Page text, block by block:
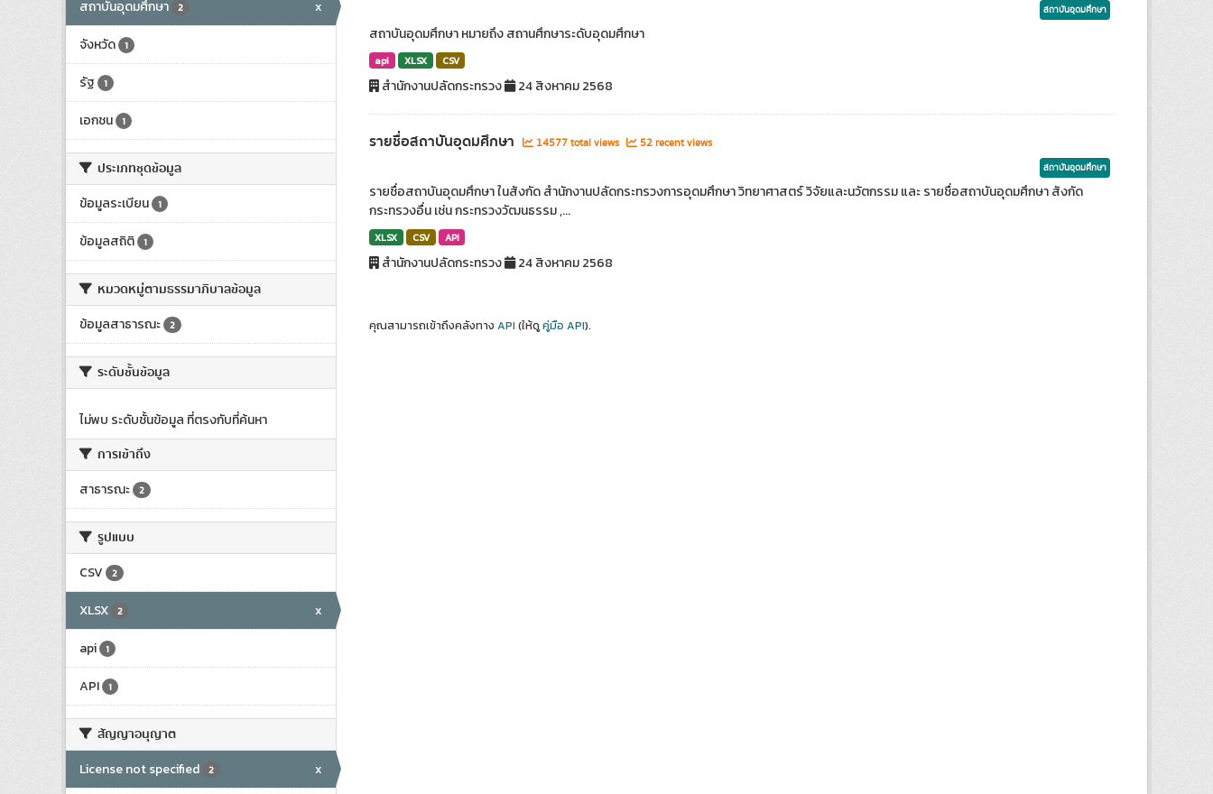
สถาบันอุดมศึกษา 2
x
จังหวัด
1
รัฐ 1
เอกชน 1
ประเภทชุดข้อมูล
ข้อมูลระเบียน 1
ข้อมูลสถิติ 1
หมวดหมู่ตามธรรมาภิบาลข้อมูล
ข้อมูลสาธารณะ 2
ระดับชั้นข้อมูล
ไม่พบ ระดับชั้นข้อมูล ที่ตรงกับที่ค้นหา
การเข้าถึง
สาธารณะ 2
รูปแบบ
CSV 2
XLSX 2
x
api
1
API 1
สัญญาอนุญาต
License not specified 2 x
สถาบันอุดมศึกษา
สถาบันอุดมศึกษา หมายถึง สถานศึกษาระดับอุดมศึกษา
api XLSX CSV
สำนักงานปลัดกระทรวง 24 สิงหาคม 2568
รายชื่อสถาบันอุดมศึกษา 14577 total views 52 recent views
สถาบันอุดมศึกษา
รายชื่อสถาบันอุดมศึกษา ในสังกัด สำนักงานปลัดกระทรวงการอุดมศึกษา วิทยาศาสตร์ วิจัยและนวัตกรรม และ รายชื่อสถาบันอุดมศึกษา สังกัด
กระทรวงอื่น เช่น กระทรวงวัฒนธรรม ,...
XLSX CSV API
สำนักงานปลัดกระทรวง 24 สิงหาคม 2568
คุณสามารถเข้าถึงคลังทาง API (ให้ดูคู่มือ API).